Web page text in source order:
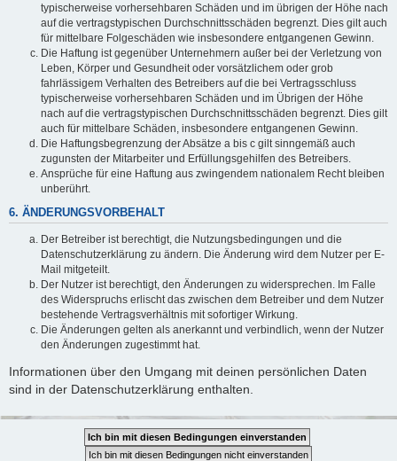
typischerweise vorhersehbaren Schäden und im übrigen der Höhe nach
auf die vertragstypischen Durchschnittsschäden begrenzt. Dies gilt auch
für mittelbare Folgeschäden wie insbesondere entgangenen Gewinn.
Die Haftung ist gegenüber Unternehmern außer bei der Verletzung von
Leben, Körper und Gesundheit oder vorsätzlichem oder grob
fahrlässigem Verhalten des Betreibers auf die bei Vertragsschluss
typischerweise vorhersehbaren Schäden und im Übrigen der Höhe
nach auf die vertragstypischen Durchschnittsschäden begrenzt. Dies gilt
auch für mittelbare Schäden, insbesondere entgangenen Gewinn.
Die Haftungsbegrenzung der Absätze a bis c gilt sinngemäß auch
zugunsten der Mitarbeiter und Erfüllungsgehilfen des Betreibers.
Ansprüche für eine Haftung aus zwingendem nationalem Recht bleiben
unberührt.
6. ÄNDERUNGSVORBEHALT
Der Betreiber ist berechtigt, die Nutzungsbedingungen und die
Datenschutzerklärung zu ändern. Die Änderung wird dem Nutzer per E-
Mail mitgeteilt.
Der Nutzer ist berechtigt, den Änderungen zu widersprechen. Im Falle
des Widerspruchs erlischt das zwischen dem Betreiber und dem Nutzer
bestehende Vertragsverhältnis mit sofortiger Wirkung.
Die Änderungen gelten als anerkannt und verbindlich, wenn der Nutzer
den Änderungen zugestimmt hat.
Informationen über den Umgang mit deinen persönlichen Daten
sind in der Datenschutzerklärung enthalten.